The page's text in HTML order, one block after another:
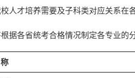
人才培养需要及子科类对应关系在
据各省统考合格情况制定各专业的